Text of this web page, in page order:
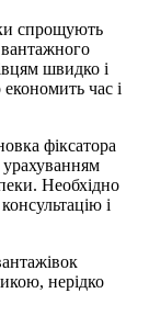
спрощують
швидко і
час і
фіксатора
урахуванням
Необхідно
і
нерідко